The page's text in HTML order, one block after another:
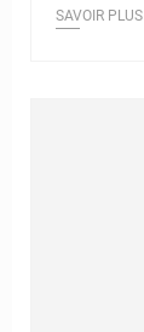
SAVOIR PLUS